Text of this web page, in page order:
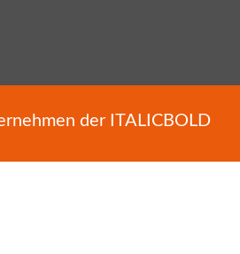
der ITALICBOLD